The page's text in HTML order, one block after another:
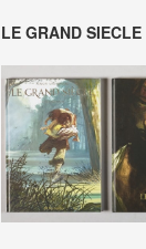
LE GRAND SIECLE